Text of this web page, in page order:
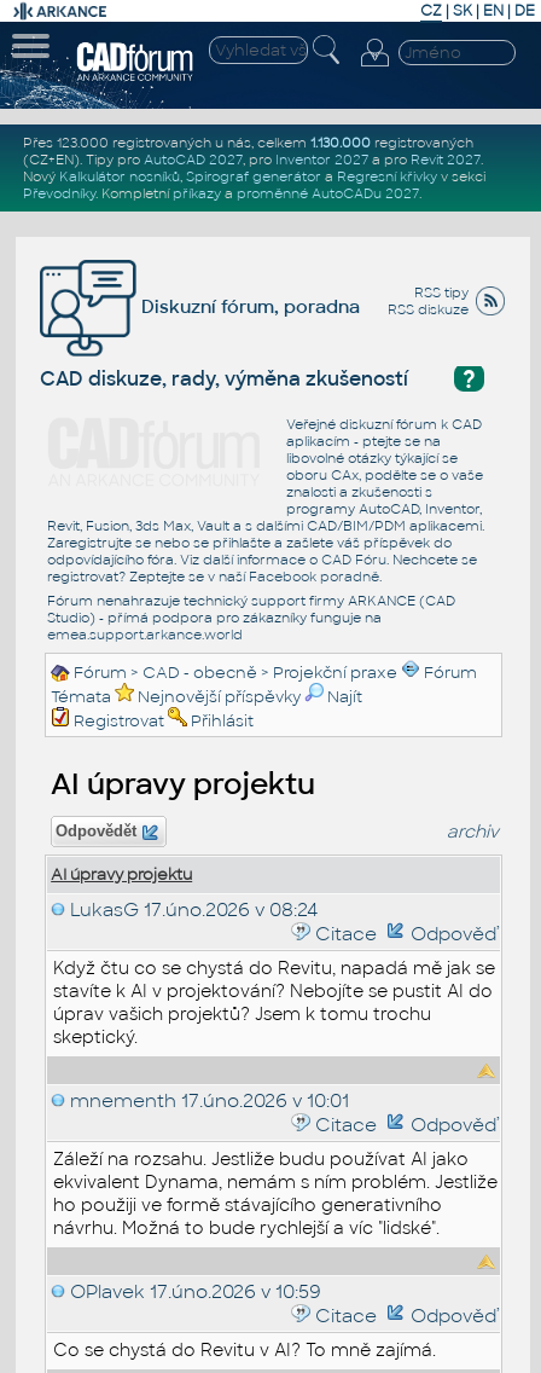
CZ | SK| EN | DE
Přes 123.000 registrovaných u nás, celkem 1.130.000registrovaných
(CZ+EN). Tipy pro AutoCAD 2027, pro Inventor 2027a pro Revit 2027.
Nový Kalkulátor nosníků, Spirograf generátor a Regresní křivkyv sekci
Převodníky. Kompletní příkazya proměnné AutoCADu 2027.
RSS tipy
RSS diskuze
Diskuzní fórum, poradna
?
CAD diskuze, rady, výměna zkušeností
Veřejné diskuzní fórum k CAD
aplikacím - ptejte se na
libovolné otázky týkající se
oboru CAx, podělte se o vaše
znalosti a zkušenosti s
programy AutoCAD, Inventor,
Revit, Fusion, 3ds Max, Vault a s dalšími CAD/BIM/PDM aplikacemi.
Zaregistrujte se nebo se přihlašte a zašlete váš příspěvek do
odpovídajícího fóra. Viz další informace o CAD Fóru. Nechcete se
registrovat? Zeptejte se v naší Facebook poradně.
Fórum nenahrazuje technický support firmy ARKANCE (CAD
Studio) - přímá podpora pro zákazníky funguje na
emea.support.arkance.world
Fórum > CAD - obecně > Projekční praxe
Fórum
Témata
Nejnovější příspěvky
Najít
Registrovat
Přihlásit
AI úpravy projektu
Odpovědět archiv
AI úpravy projektu
LukasG 17.úno.2026 v 08:24
Citace
Odpověď
Když čtu co se chystá do Revitu, napadá mě jak se
stavíte k AI v projektování? Nebojíte se pustit AI do
úprav vašich projektů? Jsem k tomu trochu
skeptický.
mnementh 17.úno.2026 v 10:01
Citace
Odpověď
Záleží na rozsahu. Jestliže budu používat AI jako
ekvivalent Dynama, nemám s ním problém. Jestliže
ho použiji ve formě stávajícího generativního
návrhu. Možná to bude rychlejší a víc "lidské".
OPlavek 17.úno.2026 v 10:59
Citace
Odpověď
Co se chystá do Revitu v AI? To mně zajímá.